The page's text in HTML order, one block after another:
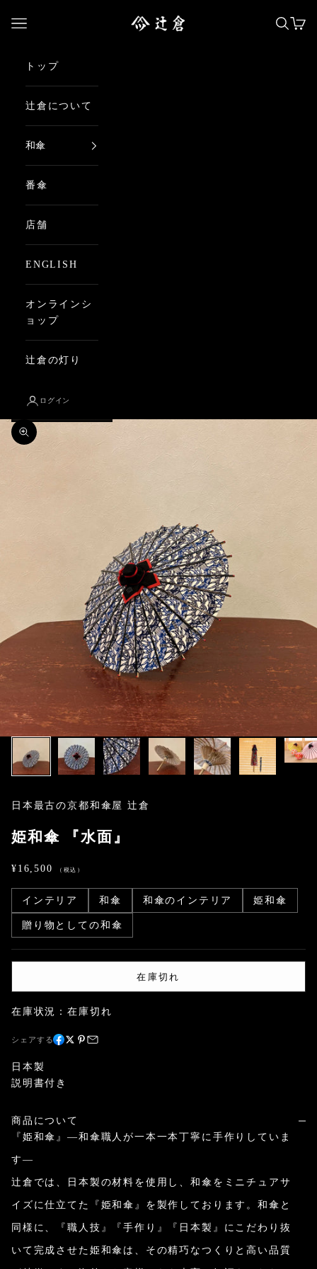
日本最古の京都和傘屋 辻倉
メニューを開く 検索を
カー
トップ
辻倉について
和傘
番傘
店舗
ENGLISH
オンラインシ
ョップ
辻倉の灯り
ログイン
ズームイン
日本最古の京都和傘屋 辻倉
姫和傘 『水面』
セール価格
¥16,500
インテリア 和傘 和傘のインテリア 姫和傘
贈り物としての和傘
在庫切れ
在庫状況：在庫切れ
シェアする
日本製
説明書付き
商品について
『姫和傘』―和傘職人が一本一本丁寧に手作りしていま
す―
辻倉では、日本製の材料を使用し、和傘をミニチュアサ
イズに仕立てた『姫和傘』を製作しております。和傘と
同様に、『職人技』『手作り』『日本製』にこだわり抜
いて完成させた姫和傘は、その精巧なつくりと高い品質